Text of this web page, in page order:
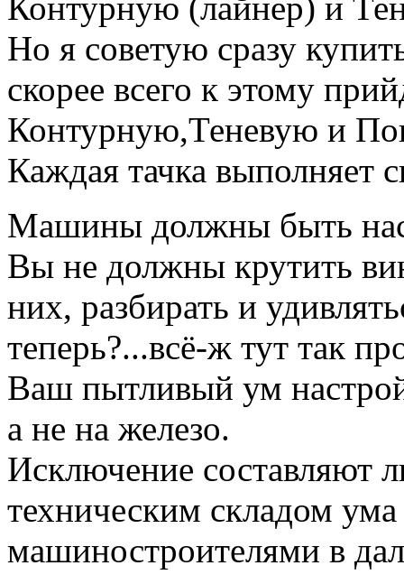
Но я советую сразу
скорее всего к этому
Контурную,Теневую и
Каждая тачка выполняет
Машины должны быть
Вы не должны крутить
них, разбирать и
теперь?...всё-ж тут так
Ваш пытливый ум
а не на железо.
Исключение составляют
техническим складом
машиностроителями в